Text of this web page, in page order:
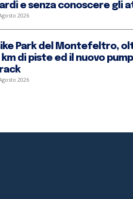
e senza conoscere gli
2026
Park del Montefeltro,
km di piste ed il nuovo pump
2026